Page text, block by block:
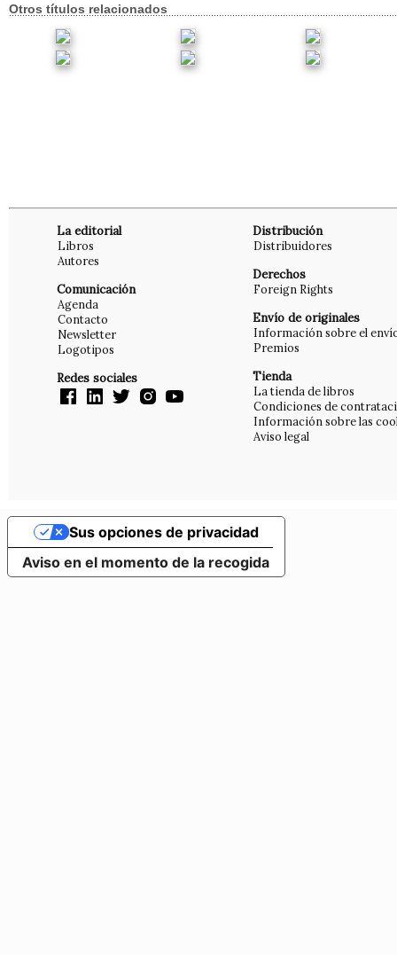
Otros títulos relacionados
La editorial
Libros
Autores
Comunicación
Agenda
Contacto
Newsletter
Logotipos
Redes sociales
Distribución
Distribuidores
Derechos
Foreign Rights
Envío de originales
Información sobre el
Premios
Tienda
La tienda de libros
Condiciones de
Información sobre las
Aviso legal
Aviso en el momento de la recogida
Sus opciones de privacidad